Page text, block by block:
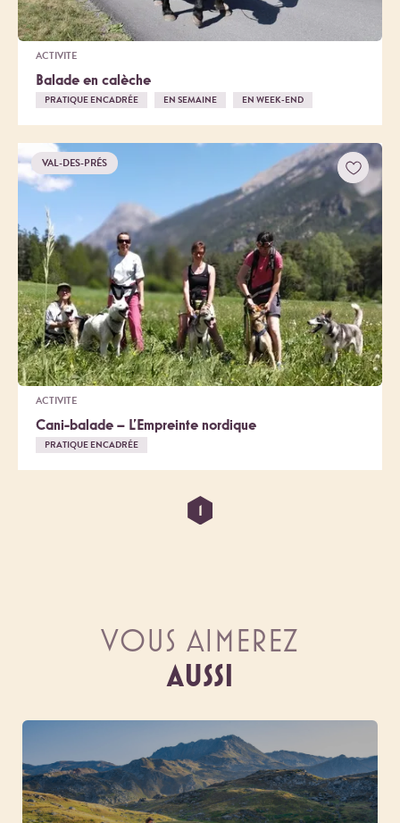
ACTIVITE
Balade en calèche
PRATIQUE ENCADRÉE EN SEMAINE EN WEEK-END
VAL-DES-PRÉS
ACTIVITE
Cani-balade – L'Empreinte nordique
PRATIQUE ENCADRÉE
1
VOUS AIMEREZ
AUSSI